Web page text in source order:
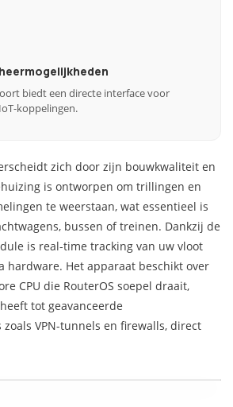
biedt een directe interface voor
koppelingen.
zich door zijn bouwkwaliteit en
is ontworpen om trillingen en
te weerstaan, wat essentieel is
bussen of treinen. Dankzij de
is real-time tracking van uw vloot
hardware. Het apparaat beschikt over
CPU die RouterOS soepel draait,
tot geavanceerde
VPN-tunnels en firewalls, direct